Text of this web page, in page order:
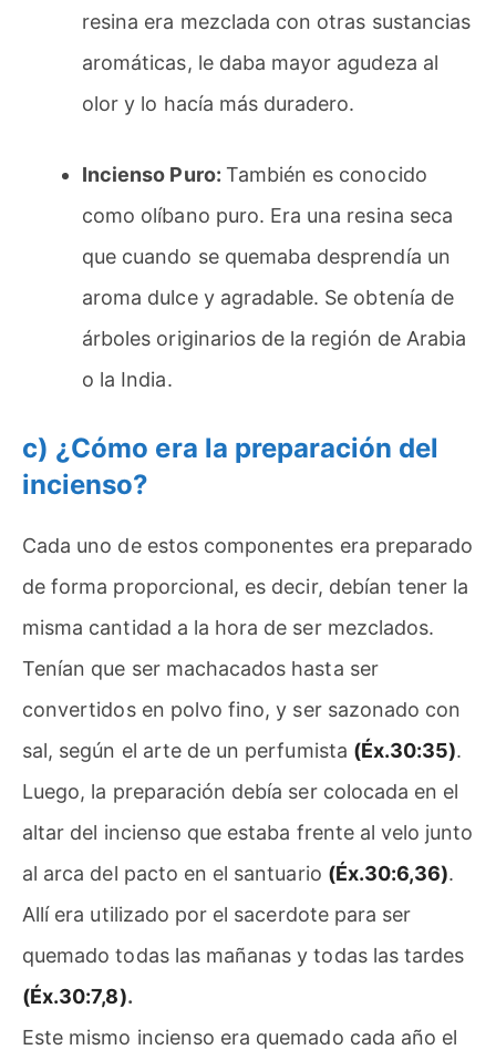
resina era mezclada con otras sustancias
aromáticas, le daba mayor agudeza al
olor y lo hacía más duradero.
Incienso Puro: También es conocido
como olíbano puro. Era una resina seca
que cuando se quemaba desprendía un
aroma dulce y agradable. Se obtenía de
árboles originarios de la región de Arabia
o la India.
c) ¿Cómo era la preparación del
incienso?
Cada uno de estos componentes era preparado
de forma proporcional, es decir, debían tener la
misma cantidad a la hora de ser mezclados.
Tenían que ser machacados hasta ser
convertidos en polvo fino, y ser sazonado con
sal, según el arte de un perfumista (Éx.30:35).
Luego, la preparación debía ser colocada en el
altar del incienso que estaba frente al velo junto
al arca del pacto en el santuario (Éx.30:6,36).
Allí era utilizado por el sacerdote para ser
quemado todas las mañanas y todas las tardes
(Éx.30:7,8).
Este mismo incienso era quemado cada año el